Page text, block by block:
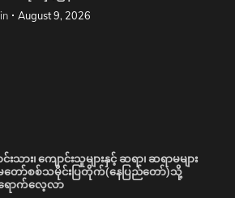
August 9, 2026
းသား၊ ကျောင်းသူများနှင့် ဆရာ၊ ဆရာမများ
ော်စစ်သမိုင်းပြတိုက်(နေပြည်တော်)သို့
ောက်လေ့လာ